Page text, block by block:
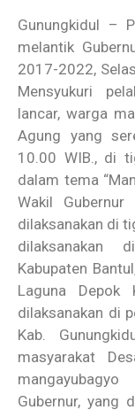
Gunungkidul –
melantik
2017-2022,
Mensyukuri
lancar, warga
Agung yang
10.00 WIB., di
dalam tema
Wakil
dilaksanakan di
dilaksanakan
Kabupaten
Laguna Depok
dilaksanakan di
Kab.
masyarakat
Gubernur, yang